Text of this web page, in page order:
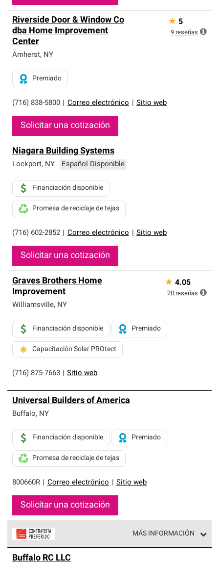
Riverside Door & Window Co
dba Home Improvement
Center
Amherst, NY
(716) 838-5800 Correo electrónico Sitio web
Premiado
Solicitar una cotización
★ 5
9 reseñas
Niagara Building Systems
Lockport, NY Español Disponible
(716) 602-2852 Correo electrónico Sitio web
Financiación disponible
Promesa de reciclaje de tejas
Solicitar una cotización
Graves Brothers Home
Improvement
Williamsville, NY
(716) 875-7663 Sitio web
Financiación disponible Premiado
Capacitación Solar PROtect
★ 4.05
20 reseñas
Universal Builders of America
Buffalo, NY
800660R Correo electrónico Sitio web
Financiación disponible Premiado
Promesa de reciclaje de tejas
Solicitar una cotización
MÁS INFORMACIÓN
Buffalo RC LLC